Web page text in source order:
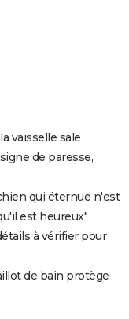
vaisselle sale
de paresse,
qui éternue n'est
est heureux"
à vérifier pour
de bain protège